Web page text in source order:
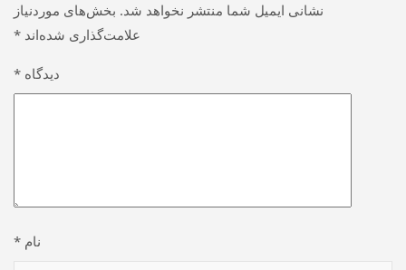
نشانی ایمیل شما منتشر نخواهد شد. بخش‌های موردنیاز
علامت‌گذاری شده‌اند *
دیدگاه *
نام *